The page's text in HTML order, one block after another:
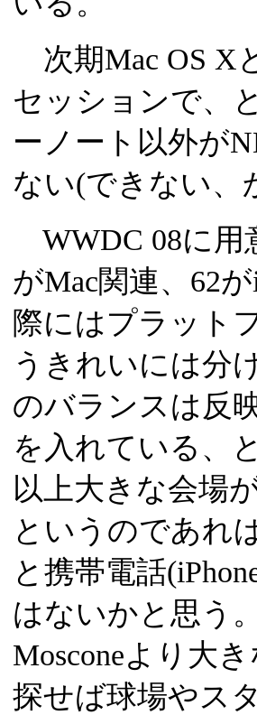
次期Mac OS X
セッションで、
ーノート以外が
ない(できない、
WWDC 08に用
がMac関連、62
際にはプラット
うきれいには分
のバランスは反
を入れている、
以上大きな会場
というのであれ
と携帯電話
はないかと思う
Mosconeより大
探せば球場やス